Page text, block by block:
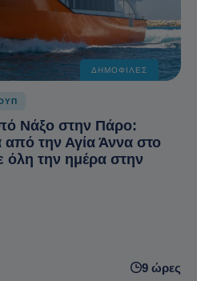
ΔΗΜΟΦΙΛΈΣ
Νάξο στην Πάρο:
από την Αγία Άννα στο
όλη την ημέρα στην
9 ώρες